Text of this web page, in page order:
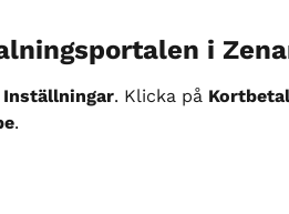
i
Inställningar. Klicka på
.